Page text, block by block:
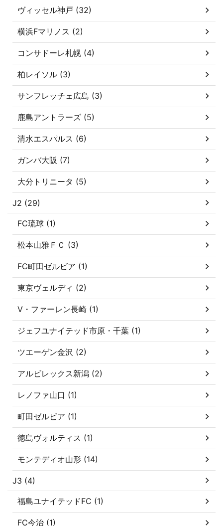
ヴィッセル神戸 (32)
横浜Fマリノス (2)
コンサドーレ札幌 (4)
柏レイソル (3)
サンフレッチェ広島 (3)
鹿島アントラーズ (5)
清水エスパルス (6)
ガンバ大阪 (7)
大分トリニータ (5)
J2 (29)
FC琉球 (1)
松本山雅ＦＣ (3)
FC町田ゼルビア (1)
東京ヴェルディ (2)
V・ファーレン長崎 (1)
ジェフユナイテッド市原・千葉 (1)
ツエーゲン金沢 (2)
アルビレックス新潟 (2)
レノファ山口 (1)
町田ゼルビア (1)
徳島ヴォルティス (1)
モンテディオ山形 (14)
J3 (4)
福島ユナイテッドFC (1)
FC今治 (1)